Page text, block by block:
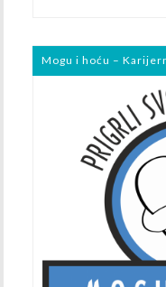
Mogu i hoću –